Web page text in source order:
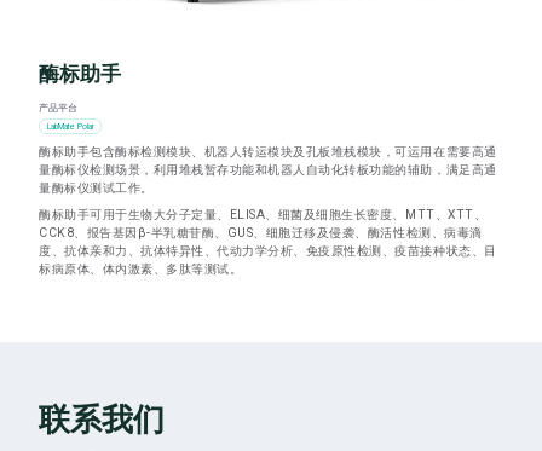
酶标助手
产品平台
LabMate Polar
酶标助手包含酶标检测模块、机器人转运模块及孔板堆栈模块，可运用在需要高通
量酶标仪检测场景，利用堆栈暂存功能和机器人自动化转板功能的辅助，满足高通
量酶标仪测试工作。
酶标助手可用于生物大分子定量、ELISA、细菌及细胞生长密度、MTT、XTT、
CCK8、报告基因β-半乳糖苷酶、GUS、细胞迁移及侵袭、酶活性检测、病毒滴
度、抗体亲和力、抗体特异性、代动力学分析、免疫原性检测、疫苗接种状态、目
标病原体、体内激素、多肽等测试。
联系我们